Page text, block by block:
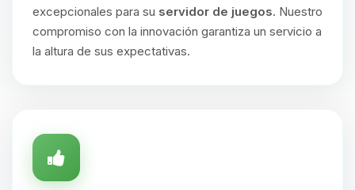
excepcionales para su servidor de juegos. Nuestro
compromiso con la innovación garantiza un servicio a
la altura de sus expectativas.